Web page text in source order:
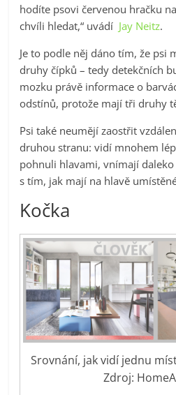
hodíte psovi červenou hračku
chvíli hledat,“ uvádí Jay Neitz.
Je to podle něj dáno tím, že psi
druhy čípků – tedy detekčních
mozku právě informace o
odstínů, protože mají tři druhy
Psi také neumějí zaostřit
druhou stranu: vidí mnohem
pohnuli hlavami, vnímají
s tím, jak mají na hlavě
Kočka
Srovnání, jak vidí jednu
Zdroj: